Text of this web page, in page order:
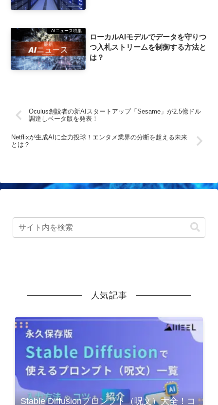
AIニュース特集
ローカルAIモデルでデータを守りつ
つ入札ストリームを制御する方法と
は？
Oculus創設者の新AIスタートアップ「Sesame」が2.5億ドル
調達しベータ版を発表！
Netflixが生成AIに全力投球！エンタメ業界の分断を超える未来
とは？
人気記事
Stable Diffusionプロンプト（呪文）大全！コ